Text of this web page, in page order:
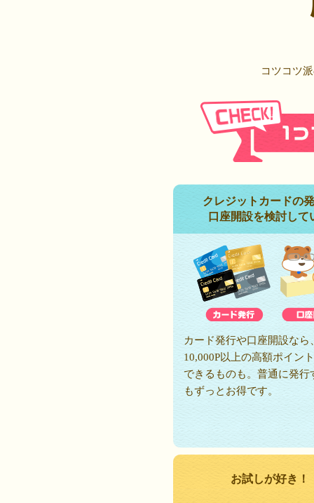
コツコツ
クレジットカードの
口座開設を検討して
カード発行や口座開設なら
10,000P以上の高額ポイン
できるものも。普通に発行
もずっとお得です。
お試しが好き！